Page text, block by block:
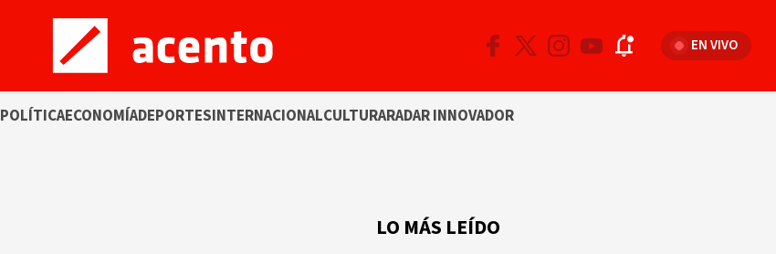
EN VIVO
POLÍTICAECONOMÍADEPORTESINTERNACIONALCULTURARADAR INNOVADOR
LO MÁS LEÍDO